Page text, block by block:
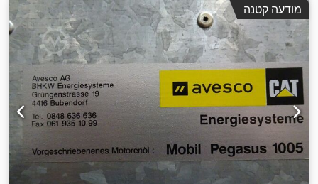
מודעה קטנה